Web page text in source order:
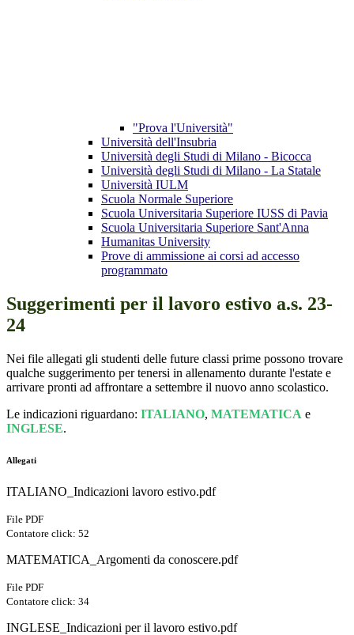
"Prova l'Università"
Università dell'Insubria
Università degli Studi di Milano - Bicocca
Università degli Studi di Milano - La Statale
Università IULM
Scuola Normale Superiore
Scuola Universitaria Superiore IUSS di Pavia
Scuola Universitaria Superiore Sant'Anna
Humanitas University
Prove di ammissione ai corsi ad accesso
programmato
Suggerimenti per il lavoro estivo a.s. 23-
24
Nei file allegati gli studenti delle future classi prime possono trovare
qualche suggerimento per tenersi in allenamento durante l'estate e
arrivare pronti ad affrontare a settembre il nuovo anno scolastico.
Le indicazioni riguardano: ITALIANO, MATEMATICA e
INGLESE.
Allegati
ITALIANO_Indicazioni lavoro estivo.pdf
File PDF
Contatore click: 52
MATEMATICA_Argomenti da conoscere.pdf
File PDF
Contatore click: 34
INGLESE_Indicazioni per il lavoro estivo.pdf